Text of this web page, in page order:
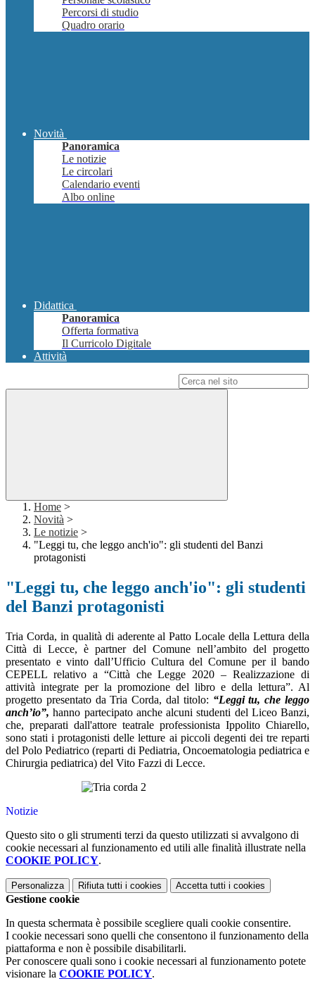
Percorsi di studio
Quadro orario
Novità
Panoramica
Le notizie
Le circolari
Calendario eventi
Albo online
Didattica
Panoramica
Offerta formativa
Il Curricolo Digitale
Attività
Home >
Novità >
Le notizie >
"Leggi tu, che leggo anch'io": gli studenti del Banzi
protagonisti
"Leggi tu, che leggo anch'io": gli studenti
del Banzi protagonisti
Tria Corda, in qualità di aderente al Patto Locale della Lettura della
Città di Lecce, è partner del Comune nell’ambito del progetto
presentato e vinto dall’Ufficio Cultura del Comune per il bando
CEPELL relativo a “Città che Legge 2020 – Realizzazione di
attività integrate per la promozione del libro e della lettura”. Al
progetto presentato da Tria Corda, dal titolo: “Leggi tu, che leggo
anch’io”,hanno partecipato anche alcuni studenti del Liceo Banzi,
che, preparati dall'attore teatrale professionista Ippolito Chiarello,
sono stati i protagonisti delle letture ai piccoli degenti dei tre reparti
del Polo Pediatrico (reparti di Pediatria, Oncoematologia pediatrica e
Chirurgia pediatrica) del Vito Fazzi di Lecce.
Notizie
Questo sito o gli strumenti terzi da questo utilizzati si avvalgono di
cookie necessari al funzionamento ed utili alle finalità illustrate nella
COOKIE POLICY.
Personalizza Rifiuta tutti i cookies Accetta tutti i cookies
Gestione cookie
In questa schermata è possibile scegliere quali cookie consentire.
I cookie necessari sono quelli che consentono il funzionamento della
piattaforma e non è possibile disabilitarli.
Per conoscere quali sono i cookie necessari al funzionamento potete
visionare la COOKIE POLICY.